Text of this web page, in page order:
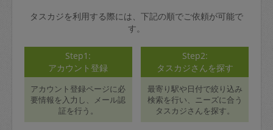
タスカジを利用する際には、下記の順でご依頼が可能で
す。
Step1:
アカウント登録
アカウント登録ページに必
要情報を入力し、メール認
証を行う。
Step2:
タスカジさんを探す
最寄り駅や日付で絞り込み
検索を行い、ニーズに合う
タスカジさんを探す。